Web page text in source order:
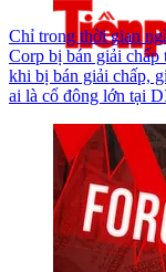
Chỉ trong thời gian
Corp bị bán giải
khi bị bán giải chấp,
ai là cổ đông lớn tại